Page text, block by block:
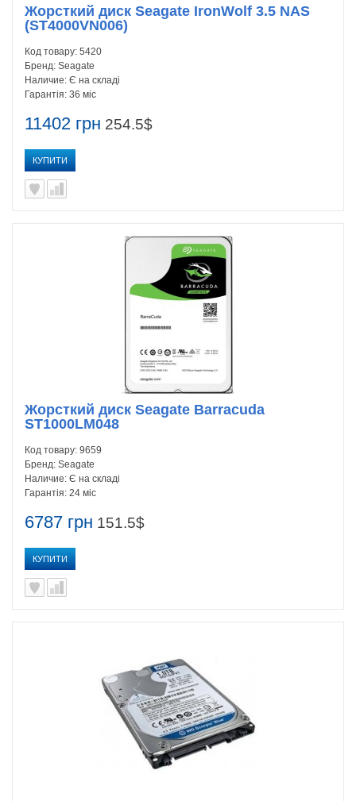
11402 грн 254.5$
КУПИТИ
Жорсткий диск Seagate IronWolf 3.5 NAS
(ST4000VN006)
Код товару: 5420
Бренд: Seagate
Наличие: Є на складі
Гарантія: 36 міс
6787 грн 151.5$
КУПИТИ
Жорсткий диск Seagate Barracuda
ST1000LM048
Код товару: 9659
Бренд: Seagate
Наличие: Є на складі
Гарантія: 24 міс